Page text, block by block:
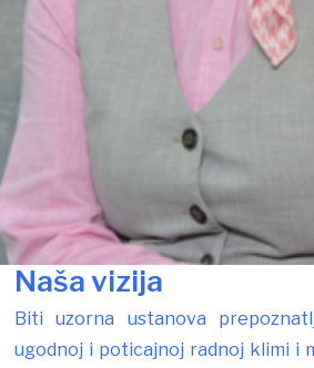
Naša vizija
Biti uzorna ustanova
ugodnoj i poticajnoj radnoj klimi i